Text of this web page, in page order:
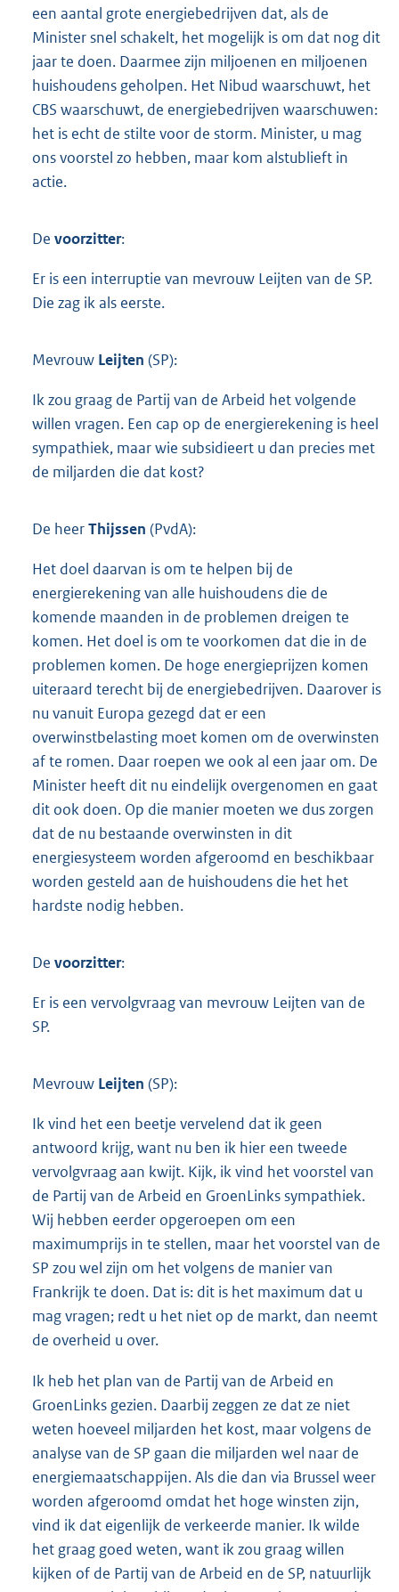
een aantal grote energiebedrijven dat, als de
Minister snel schakelt, het mogelijk is om dat nog dit
jaar te doen. Daarmee zijn miljoenen en miljoenen
huishoudens geholpen. Het Nibud waarschuwt, het
CBS waarschuwt, de energiebedrijven waarschuwen:
het is echt de stilte voor de storm. Minister, u mag
ons voorstel zo hebben, maar kom alstublieft in
actie.
De voorzitter:
Er is een interruptie van mevrouw Leijten van de SP.
Die zag ik als eerste.
Mevrouw Leijten (SP):
Ik zou graag de Partij van de Arbeid het volgende
willen vragen. Een cap op de energierekening is heel
sympathiek, maar wie subsidieert u dan precies met
de miljarden die dat kost?
De heerThijssen (PvdA):
Het doel daarvan is om te helpen bij de
energierekening van alle huishoudens die de
komende maanden in de problemen dreigen te
komen. Het doel is om te voorkomen dat die in de
problemen komen. De hoge energieprijzen komen
uiteraard terecht bij de energiebedrijven. Daarover is
nu vanuit Europa gezegd dat er een
overwinstbelasting moet komen om de overwinsten
af te romen. Daar roepen we ook al een jaar om. De
Minister heeft dit nu eindelijk overgenomen en gaat
dit ook doen. Op die manier moeten we dus zorgen
dat de nu bestaande overwinsten in dit
energiesysteem worden afgeroomd en beschikbaar
worden gesteld aan de huishoudens die het het
hardste nodig hebben.
De voorzitter:
Er is een vervolgvraag van mevrouw Leijten van de
SP.
Mevrouw Leijten (SP):
Ik vind het een beetje vervelend dat ik geen
antwoord krijg, want nu ben ik hier een tweede
vervolgvraag aan kwijt. Kijk, ik vind het voorstel van
de Partij van de Arbeid en GroenLinks sympathiek.
Wij hebben eerder opgeroepen om een
maximumprijs in te stellen, maar het voorstel van de
SP zou wel zijn om het volgens de manier van
Frankrijk te doen. Dat is: dit is het maximum dat u
mag vragen; redt u het niet op de markt, dan neemt
de overheid u over.
Ik heb het plan van de Partij van de Arbeid en
GroenLinks gezien. Daarbij zeggen ze dat ze niet
weten hoeveel miljarden het kost, maar volgens de
analyse van de SP gaan die miljarden wel naar de
energiemaatschappijen. Als die dan via Brussel weer
worden afgeroomd omdat het hoge winsten zijn,
vind ik dat eigenlijk de verkeerde manier. Ik wilde
het graag goed weten, want ik zou graag willen
kijken of de Partij van de Arbeid en de SP, natuurlijk